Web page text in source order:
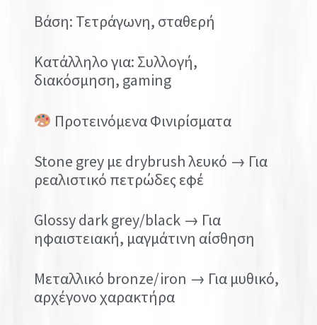
Βάση: Τετράγωνη, σταθερή
Κατάλληλο για: Συλλογή,
διακόσμηση, gaming
Προτεινόμενα Φινιρίσματα
Stone grey με drybrush λευκό → Για
ρεαλιστικό πετρώδες εφέ
Glossy dark grey/black → Για
ηφαιστειακή, μαγμάτινη αίσθηση
Μεταλλικό bronze/iron → Για μυθικό,
αρχέγονο χαρακτήρα